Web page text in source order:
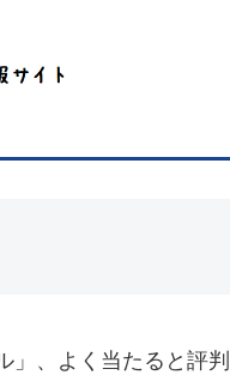
」、よく当たると評